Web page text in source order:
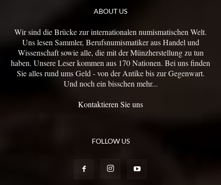
ABOUT US
Wir sind die Brücke zur internationalen numismatischen Welt.
Uns lesen Sammler, Berufsnumismatiker aus Handel und
Wissenschaft sowie alle, die mit der Münzherstellung zu tun
haben. Unsere Leser kommen aus 170 Nationen. Bei uns finden
Sie alles rund ums Geld - von der Antike bis zur Gegenwart.
Und noch ein bisschen mehr...
Kontaktieren Sie uns
FOLLOW US